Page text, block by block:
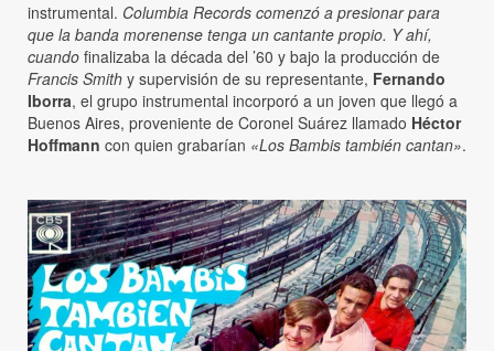
instrumental. Columbia Records comenzó a presionar para
que la banda morenense tenga un cantante propio. Y ahí,
cuando finalizaba la década del ’60 y bajo la producción de
Francis Smith y supervisión de su representante, Fernando
Iborra, el grupo instrumental incorporó a un joven que llegó a
Buenos Aires, proveniente de Coronel Suárez llamado Héctor
Hoffmann con quien grabarían «Los Bambis también cantan».